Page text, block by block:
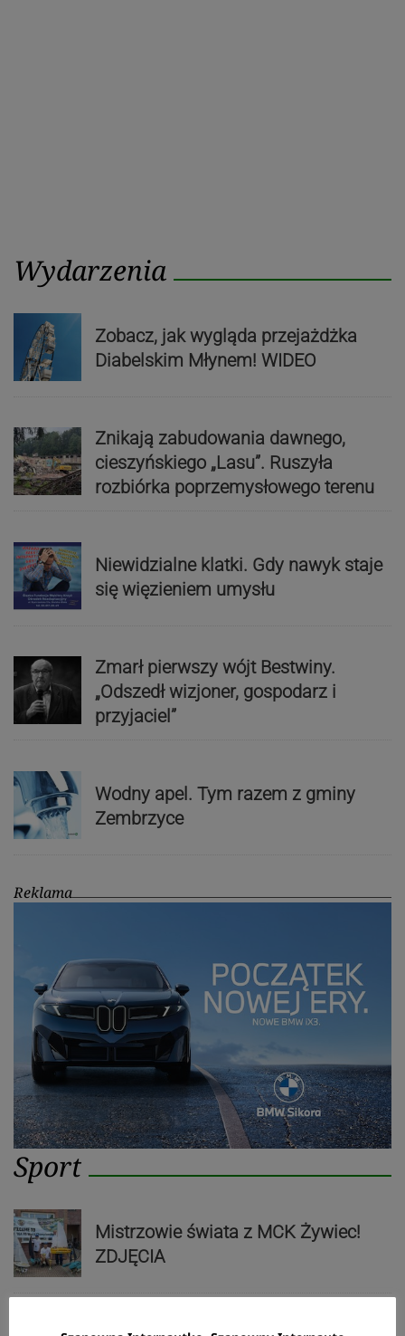
Wydarzenia
Zobacz, jak wygląda przejażdżka
Diabelskim Młynem! WIDEO
Znikają zabudowania dawnego,
cieszyńskiego „Lasu”. Ruszyła
rozbiórka poprzemysłowego terenu
Niewidzialne klatki. Gdy nawyk staje
się więzieniem umysłu
Zmarł pierwszy wójt Bestwiny.
„Odszedł wizjoner, gospodarz i
przyjaciel”
Wodny apel. Tym razem z gminy
Zembrzyce
Reklama
Sport
Mistrzowie świata z MCK Żywiec!
ZDJĘCIA